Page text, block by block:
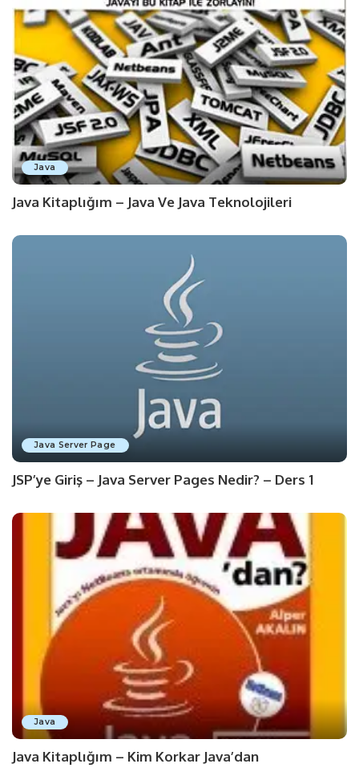
Java
Java Kitaplığım – Java Ve Java Teknolojileri
Java Server Page
JSP’ye Giriş – Java Server Pages Nedir? – Ders 1
Java
Java Kitaplığım – Kim Korkar Java’dan